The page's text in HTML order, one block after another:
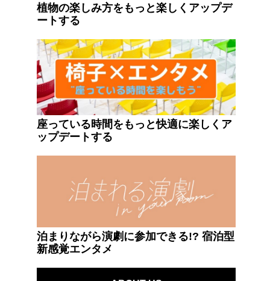
植物の楽しみ方をもっと楽しくアップデ
ートする
座っている時間をもっと快適に楽しくア
ップデートする
泊まりながら演劇に参加できる!? 宿泊型
新感覚エンタメ